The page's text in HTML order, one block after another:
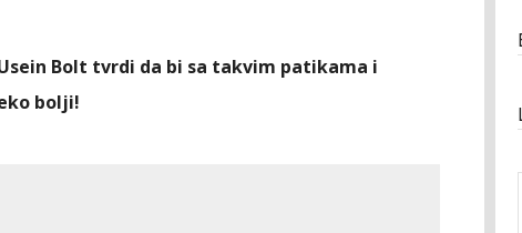
Bolt tvrdi da bi sa takvim patikama i
bolji!